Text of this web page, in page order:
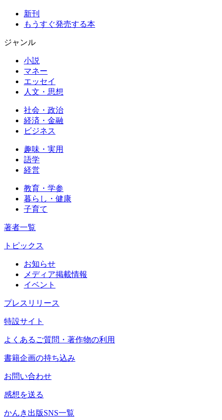
新刊
もうすぐ発売する本
ジャンル
小説
マネー
エッセイ
人文・思想
社会・政治
経済・金融
ビジネス
趣味・実用
語学
経営
教育・学参
暮らし・健康
子育て
著者一覧
トピックス
お知らせ
メディア掲載情報
イベント
プレスリリース
特設サイト
よくあるご質問・著作物の利用
書籍企画の持ち込み
お問い合わせ
感想を送る
かんき出版SNS一覧